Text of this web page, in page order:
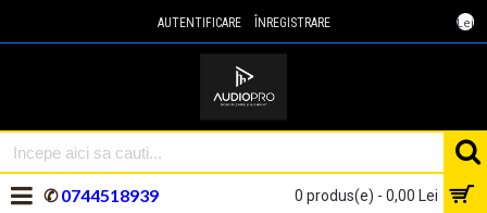
Lei
AUTENTIFICARE ÎNREGISTRARE
0 produs(e) - 0,00 Lei
✆0744518939